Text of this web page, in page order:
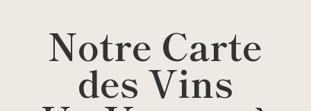
Notre Carte
des Vins